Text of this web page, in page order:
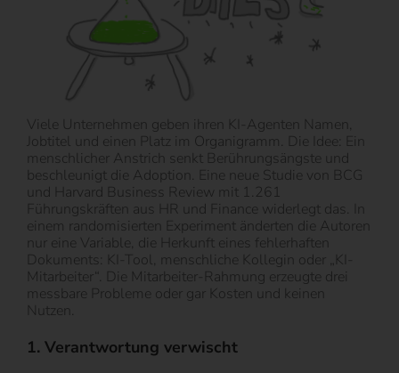
Viele Unternehmen geben ihren KI-Agenten Namen,
Jobtitel und einen Platz im Organigramm. Die Idee: Ein
menschlicher Anstrich senkt Berührungsängste und
beschleunigt die Adoption. Eine neue Studie von BCG
und Harvard Business Review mit 1.261
Führungskräften aus HR und Finance widerlegt das. In
einem randomisierten Experiment änderten die Autoren
nur eine Variable, die Herkunft eines fehlerhaften
Dokuments: KI-Tool, menschliche Kollegin oder „KI-
Mitarbeiter“. Die Mitarbeiter-Rahmung erzeugte drei
messbare Probleme oder gar Kosten und keinen
Nutzen.
1. Verantwortung verwischt